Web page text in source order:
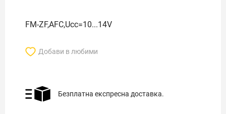
FM-ZF,AFC,Ucc=10...14V
Добави в любими
Безплатна експресна доставка.